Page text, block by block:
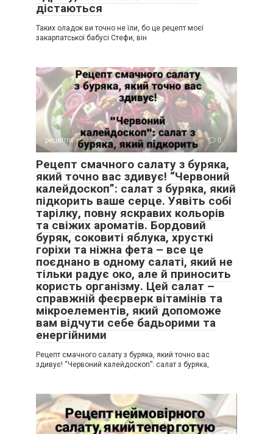
дістаються
Таких оладок ви точно не їли, бо це рецепт моєї
закарпатської бабусі Стефи, він
рецепти 0
Рецепт смачного салату з буряка,
який точно вас здивує! “Червоний
калейдоскоп”: салат з буряка, який
підкорить ваше серце. Уявіть собі
тарілку, повну яскравих кольорів
та свіжих ароматів. Бордовий
буряк, соковиті яблука, хрусткі
горіхи та ніжна фета – все це
поєднано в одному салаті, який не
тільки радує око, але й приносить
користь організму. Цей салат –
справжній феєрверк вітамінів та
мікроелементів, який допоможе
вам відчути себе бадьорими та
енергійними
Рецепт смачного салату з буряка, який точно вас
здивує! “Червоний калейдоскоп”: салат з буряка,